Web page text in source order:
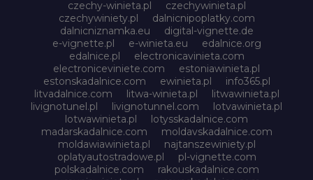
czechy-winieta.pl
czechywinieta.pl
czechywiniety.pl
dalnicnipoplatky.com
dalnicniznamka.eu
digital-vignette.de
e-vignette.pl
e-winieta.eu
edalnice.org
edalnice.pl
electronicavinieta.com
electroniceviniete.com
estoniawinieta.pl
estonskadalnice.com
ewinieta.pl
info365.pl
litvadalnice.com
litwa-winieta.pl
litwawinieta.pl
livignotunel.pl
livignotunnel.com
lotvawinieta.pl
lotwawinieta.pl
lotysskadalnice.com
madarskadalnice.com
moldavskadalnice.com
moldawiawinieta.pl
najtanszewiniety.pl
oplatyautostradowe.pl
pl-vignette.com
polskadalnice.com
rakouskadalnice.com